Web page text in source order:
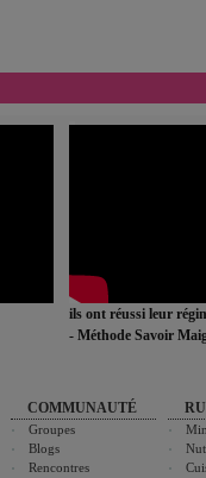
ils ont réussi leur
- Méthode Savoir
COMMUNAUTÉ
Groupes
Blogs
Rencontres